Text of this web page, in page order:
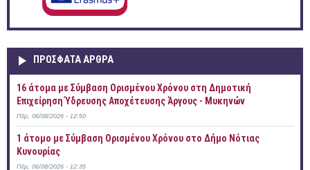
ΠΡOΣΦΑΤΑ AΡΘΡΑ
16 άτομα με Σύμβαση Ορισμένου Χρόνου στη Δημοτική
Επιχείρηση Ύδρευσης Αποχέτευσης Άργους - Μυκηνών
Πέμ, 06/08/2026 - 12:50
1 άτομο με Σύμβαση Ορισμένου Χρόνου στο Δήμο Νότιας
Κυνουρίας
Πέμ, 06/08/2026 - 12:35